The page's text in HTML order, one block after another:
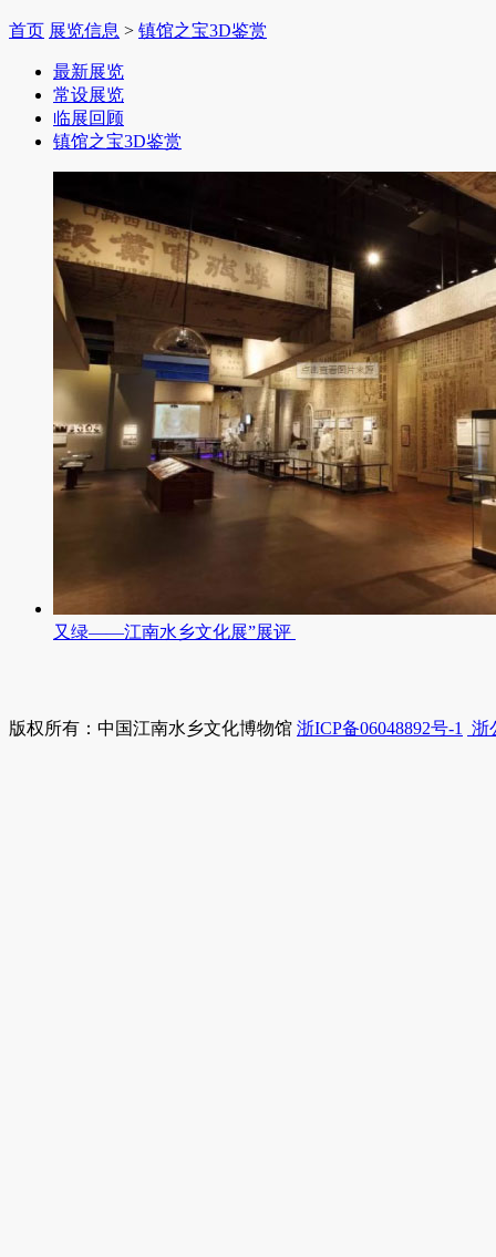
首页 展览信息 > 镇馆之宝3D鉴赏
最新展览
常设展览
临展回顾
镇馆之宝3D鉴赏
又绿——江南水乡文化展”展评 ​
版权所有：中国江南水乡文化博物馆 浙ICP备06048892号-1 浙